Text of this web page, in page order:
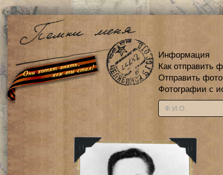
Информация
Как отправить
Отправить
Фотографии с